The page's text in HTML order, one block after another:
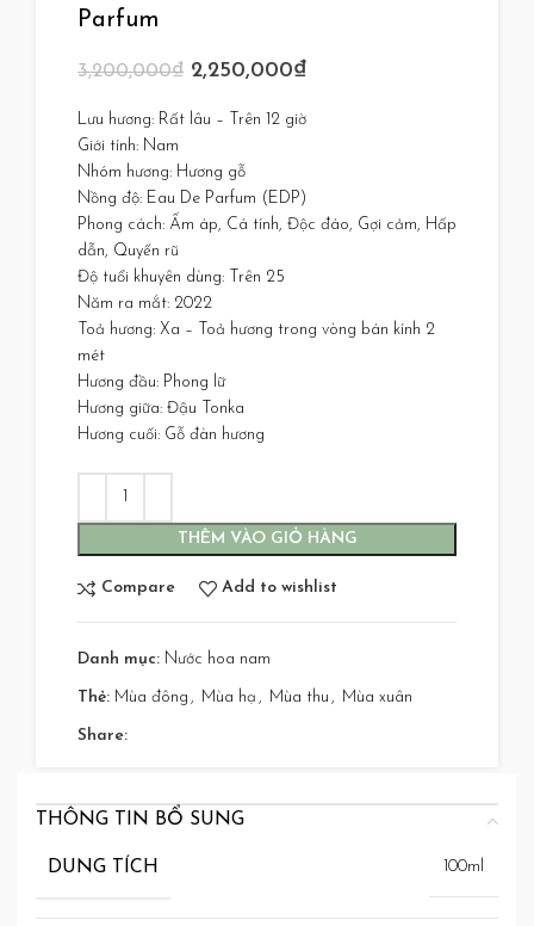
Parfum
3,200,000₫ 2,250,000₫
Lưu hương: Rất lâu – Trên 12 giờ
Giới tính: Nam
Nhóm hương: Hương gỗ
Nồng độ: Eau De Parfum (EDP)
Phong cách: Ấm áp, Cá tính, Độc đáo, Gợi cảm, Hấp
dẫn, Quyến rũ
Độ tuổi khuyên dùng: Trên 25
Năm ra mắt: 2022
Toả hương: Xa – Toả hương trong vòng bán kính 2
mét
Hương đầu: Phong lữ
Hương giữa: Đậu Tonka
Hương cuối: Gỗ đàn hương
THÊM VÀO GIỎ HÀNG
Compare Add to wishlist
Danh mục: Nước hoa nam
Thẻ: Mùa đông , Mùa hạ , Mùa thu , Mùa xuân
Share:
THÔNG TIN BỔ SUNG
DUNG TÍCH 100ml